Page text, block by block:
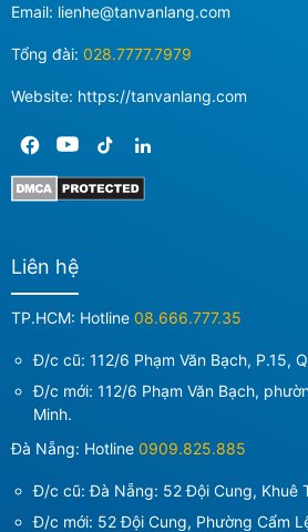
Email: lienhe@tanvanlang.com
Tổng đài: 028.7777.7979
Website: https://tanvanlang.com
Liên hệ
TP.HCM: Hotline 08.666.777.35
Đ/c cũ: 112/6 Phạm Văn Bạch, P.15,
Đ/c mới: 112/6 Phạm Văn Bạch,
Minh.
Đà Nẵng: Hotline 0909.825.885
Đ/c cũ: Đà Nẵng: 52 Đội Cung, Khuê
Đ/c mới: 52 Đội Cung, Phường Cẩm